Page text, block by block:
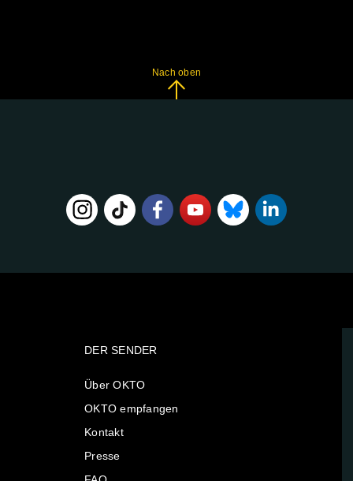
Nach oben
DER SENDER
Über OKTO
OKTO empfangen
Kontakt
Presse